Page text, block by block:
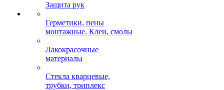
Защита рук
Герметики, пены
монтажные. Клеи, смолы
Лакокрасочные
материалы
Стекла кварцевые,
трубки, триплекс